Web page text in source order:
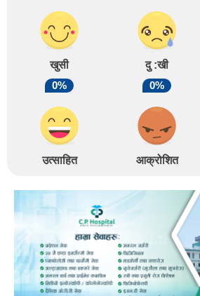
खुसी दु :खी
0%
उत्साहित
0%
आक्रोशित